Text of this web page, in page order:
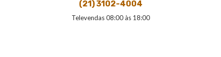
(21) 3102-4004
Televendas 08:00 às 18:00